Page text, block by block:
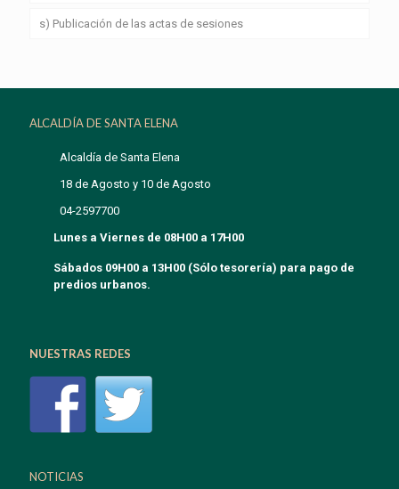
s) Publicación de las actas de sesiones
ALCALDÍA DE SANTA ELENA
Alcaldía de Santa Elena
18 de Agosto y 10 de Agosto
04-2597700
Lunes a Viernes de 08H00 a 17H00
Sábados 09H00 a 13H00 (Sólo tesorería) para pago de
predios urbanos.
NUESTRAS REDES
NOTICIAS